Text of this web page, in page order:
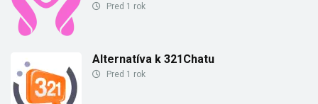
Pred 1 rok
Alternatíva k 321Chatu
Pred 1 rok